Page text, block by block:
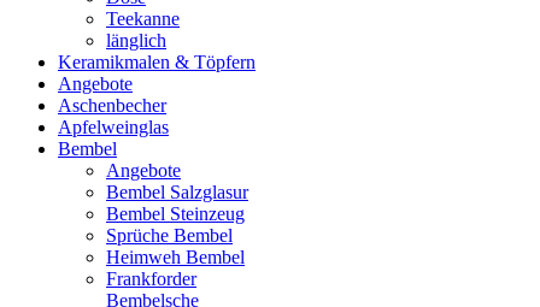
Teekanne
länglich
Keramikmalen & Töpfern
Angebote
Aschenbecher
Apfelweinglas
Bembel
Angebote
Bembel Salzglasur
Bembel Steinzeug
Sprüche Bembel
Heimweh Bembel
Frankforder
Bembelsche